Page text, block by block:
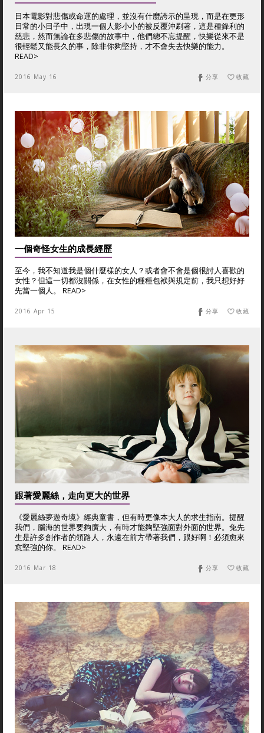
日本電影對悲傷或命運的處理，並沒有什麼誇示的呈現，而是在更形
日常的小日子中，出現一個人影小小的被反覆沖刷著，這是種鋒利的
慈悲，然而無論在多悲傷的故事中，他們總不忘提醒，快樂從來不是
很輕鬆又能長久的事，除非你夠堅持，才不會失去快樂的能力。
READ>
2016 May 16 收藏
分享
一個奇怪女生的成長經歷
至今，我不知道我是個什麼樣的女人？或者會不會是個很討人喜歡的
女性？但這一切都沒關係，在女性的種種包袱與規定前，我只想好好
先當一個人。 READ>
2016 Apr 15 收藏
分享
跟著愛麗絲，走向更大的世界
《愛麗絲夢遊奇境》經典童書，但有時更像本大人的求生指南。提醒
我們，腦海的世界要夠廣大，有時才能夠堅強面對外面的世界。兔先
生是許多創作者的領路人，永遠在前方帶著我們，跟好啊！必須愈來
愈堅強的你。 READ>
2016 Mar 18 收藏
分享